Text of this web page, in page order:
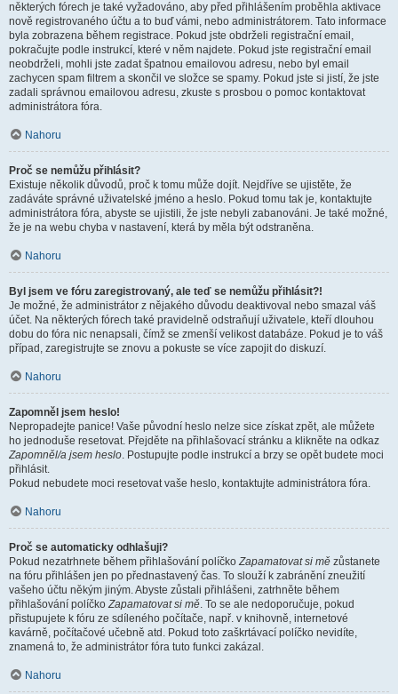
některých fórech je také vyžadováno, aby před přihlášením proběhla aktivace
nově registrovaného účtu a to buď vámi, nebo administrátorem. Tato informace
byla zobrazena během registrace. Pokud jste obdrželi registrační email,
pokračujte podle instrukcí, které v něm najdete. Pokud jste registrační email
neobdrželi, mohli jste zadat špatnou emailovou adresu, nebo byl email
zachycen spam filtrem a skončil ve složce se spamy. Pokud jste si jistí, že jste
zadali správnou emailovou adresu, zkuste s prosbou o pomoc kontaktovat
administrátora fóra.
Nahoru
Proč se nemůžu přihlásit?
Existuje několik důvodů, proč k tomu může dojít. Nejdříve se ujistěte, že
zadáváte správné uživatelské jméno a heslo. Pokud tomu tak je, kontaktujte
administrátora fóra, abyste se ujistili, že jste nebyli zabanováni. Je také možné,
že je na webu chyba v nastavení, která by měla být odstraněna.
Nahoru
Byl jsem ve fóru zaregistrovaný, ale teď se nemůžu přihlásit?!
Je možné, že administrátor z nějakého důvodu deaktivoval nebo smazal váš
účet. Na některých fórech také pravidelně odstraňují uživatele, kteří dlouhou
dobu do fóra nic nenapsali, čímž se zmenší velikost databáze. Pokud je to váš
případ, zaregistrujte se znovu a pokuste se více zapojit do diskuzí.
Nahoru
Zapomněl jsem heslo!
Nepropadejte panice! Vaše původní heslo nelze sice získat zpět, ale můžete
ho jednoduše resetovat. Přejděte na přihlašovací stránku a klikněte na odkaz
Zapomněl/a jsem heslo. Postupujte podle instrukcí a brzy se opět budete moci
přihlásit.
Pokud nebudete moci resetovat vaše heslo, kontaktujte administrátora fóra.
Nahoru
Proč se automaticky odhlašuji?
Pokud nezatrhnete během přihlašování políčkoZapamatovat si mě zůstanete
na fóru přihlášen jen po přednastavený čas. To slouží k zabránění zneužití
vašeho účtu někým jiným. Abyste zůstali přihlášeni, zatrhněte během
přihlašování políčkoZapamatovat si mě. To se ale nedoporučuje, pokud
přistupujete k fóru ze sdíleného počítače, např. v knihovně, internetové
kavárně, počítačové učebně atd. Pokud toto zaškrtávací políčko nevidíte,
znamená to, že administrátor fóra tuto funkci zakázal.
Nahoru